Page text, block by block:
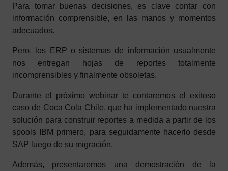
Para tomar buenas decisiones, es clave contar con
información comprensible, en las manos y momentos
adecuados.
Pero, los ERP o sistemas de información usualmente
nos entregan hojas de reportes totalmente
incomprensibles y finalmente obsoletas.
Durante el próximo webinar te contaremos el exitoso
caso de Coca Cola Chile, que ha implementado nuestra
solución para construir reportes a medida a partir de los
spools IBM primero, para seguidamente hacerlo desde
SAP luego de su migración.
Además, presentaremos una demostración de la